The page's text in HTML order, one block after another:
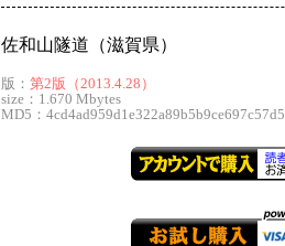
佐和山隧道（滋賀県）
版： 第2版（2013.4.28）
size：1.670 Mbytes
MD5：4cd4ad959d1e322a89b5b9ce697c57d5